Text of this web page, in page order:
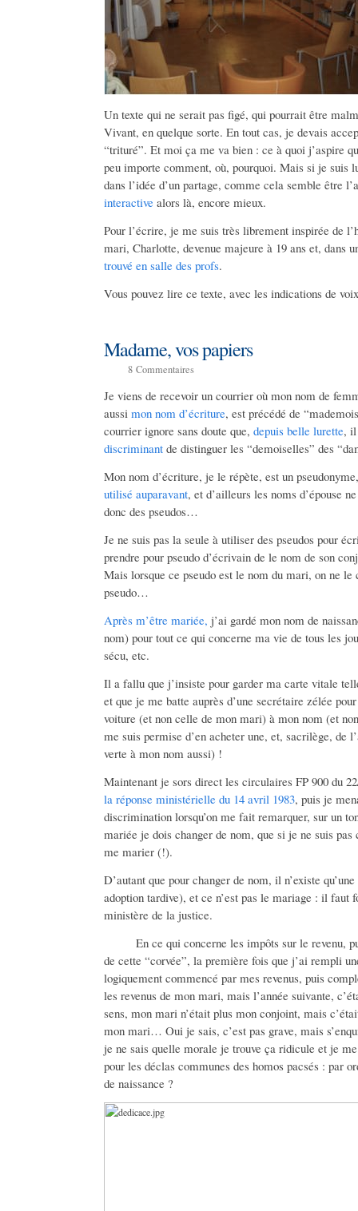
Un texte qui ne serait pas figé, qui pourrait être
Vivant, en quelque sorte. En tout cas, je devais
“trituré”. Et moi ça me va bien : ce à quoi j’aspire
peu importe comment, où, pourquoi. Mais si je suis
dans l’idée d’un partage, comme cela semble être
interactive alors là, encore mieux.
Pour l’écrire, je me suis très librement inspirée de
mari, Charlotte, devenue majeure à 19 ans et, dans
trouvé en salle des profs.
Vous pouvez lire ce texte, avec les indications de
Madame, vos papiers
8 Commentaires
Je viens de recevoir un courrier où mon nom de
aussi mon nom d’écriture, est précédé de
courrier ignore sans doute que, depuis belle lurette, il
discriminant de distinguer les “demoiselles” des
Mon nom d’écriture, je le répète, est un
utilisé auparavant, et d’ailleurs les noms d’épouse
donc des pseudos…
Je ne suis pas la seule à utiliser des pseudos pour
prendre pour pseudo d’écrivain de le nom de son
Mais lorsque ce pseudo est le nom du mari, on ne le
pseudo…
Après m’être mariée, j’ai gardé mon nom de
nom) pour tout ce qui concerne ma vie de tous les
sécu, etc.
Il a fallu que j’insiste pour garder ma carte vitale
et que je me batte auprès d’une secrétaire zélée
voiture (et non celle de mon mari) à mon nom (et
me suis permise d’en acheter une, et, sacrilège, de
verte à mon nom aussi) !
Maintenant je sors direct les circulaires FP 900 du
la réponse ministérielle du 14 avril 1983, puis je
discrimination lorsqu’on me fait remarquer, sur un
mariée je dois changer de nom, que si je ne suis pas
me marier (!).
D’autant que pour changer de nom, il n’existe
adoption tardive), et ce n’est pas le mariage : il faut
ministère de la justice.
En ce qui concerne les impôts sur le revenu,
de cette “corvée”, la première fois que j’ai rempli
logiquement commencé par mes revenus, puis
les revenus de mon mari, mais l’année suivante,
sens, mon mari n’était plus mon conjoint, mais
mon mari… Oui je sais, c’est pas grave, mais
je ne sais quelle morale je trouve ça ridicule et je
pour les déclas communes des homos pacsés : par
de naissance ?